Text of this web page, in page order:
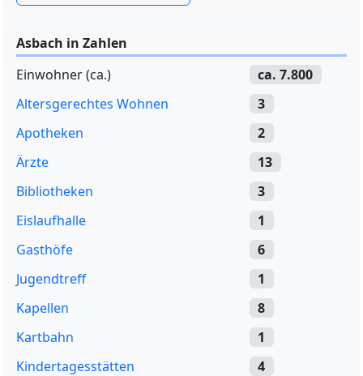
Asbach in Zahlen
Einwohner (ca.)
ca. 7.800
Altersgerechtes Wohnen
3
Apotheken
2
Ärzte
13
Bibliotheken
3
Eislaufhalle
1
Gasthöfe
6
Jugendtreff
1
Kapellen
8
Kartbahn
1
Kindertagesstätten
4